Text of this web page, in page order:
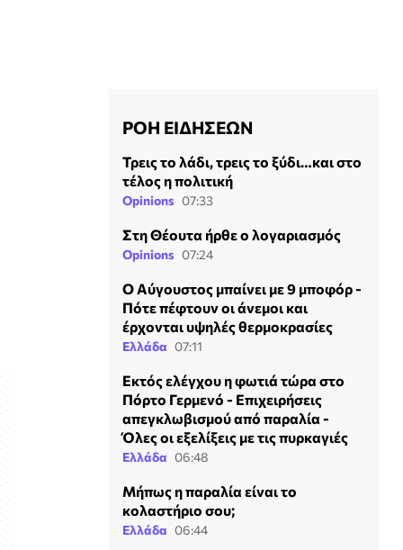
ΡΟΗ ΕΙΔΗΣΕΩΝ
Τρεις το λάδι, τρεις το ξύδι…και στο
τέλος η πολιτική
Opinions 07:33
Στη Θέουτα ήρθε ο λογαριασμός
Opinions 07:24
Ο Αύγουστος μπαίνει με 9 μποφόρ -
Πότε πέφτουν οι άνεμοι και
έρχονται υψηλές θερμοκρασίες
Ελλάδα 07:11
Εκτός ελέγχου η φωτιά τώρα στο
Πόρτο Γερμενό - Επιχειρήσεις
απεγκλωβισμού από παραλία -
Όλες οι εξελίξεις με τις πυρκαγιές
Ελλάδα 06:48
Μήπως η παραλία είναι το
κολαστήριο σου;
Ελλάδα 06:44